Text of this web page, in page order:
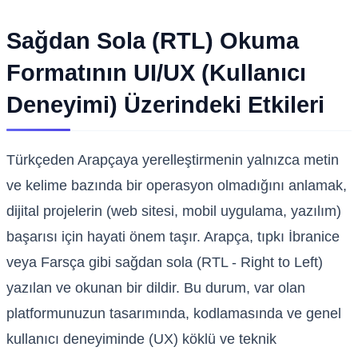
Sağdan Sola (RTL) Okuma
Formatının UI/UX (Kullanıcı
Deneyimi) Üzerindeki Etkileri
Türkçeden Arapçaya yerelleştirmenin yalnızca metin
ve kelime bazında bir operasyon olmadığını anlamak,
dijital projelerin (web sitesi, mobil uygulama, yazılım)
başarısı için hayati önem taşır. Arapça, tıpkı İbranice
veya Farsça gibi sağdan sola (RTL - Right to Left)
yazılan ve okunan bir dildir. Bu durum, var olan
platformunuzun tasarımında, kodlamasında ve genel
kullanıcı deneyiminde (UX) köklü ve teknik